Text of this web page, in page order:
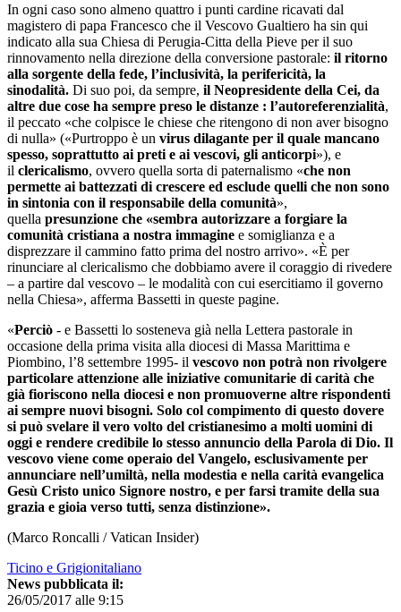
In ogni caso sono almeno quattro i punti cardine ricavati dal
magistero di papa Francesco che il Vescovo Gualtiero ha sin qui
indicato alla sua Chiesa di Perugia-Citta della Pieve per il suo
rinnovamento nella direzione della conversione pastorale: il ritorno
alla sorgente della fede, l’inclusività, la perifericità, la
sinodalità. Di suo poi, da sempre, il Neopresidente della Cei, da
altre due cose ha sempre preso le distanze : l’autoreferenzialità,
il peccato «che colpisce le chiese che ritengono di non aver bisogno
di nulla» («Purtroppo è un virus dilagante per il quale mancano
spesso, soprattutto ai preti e ai vescovi, gli anticorpi»), e
il clericalismo, ovvero quella sorta di paternalismo «che non
permette ai battezzati di crescere ed esclude quelli che non sono
in sintonia con il responsabile della comunità»,
quella presunzione che «sembra autorizzare a forgiare la
comunità cristiana a nostra immagine e somiglianza e a
disprezzare il cammino fatto prima del nostro arrivo». «È per
rinunciare al clericalismo che dobbiamo avere il coraggio di rivedere
– a partire dal vescovo – le modalità con cui esercitiamo il governo
nella Chiesa», afferma Bassetti in queste pagine.
«Perciò - e Bassetti lo sosteneva già nella Lettera pastorale in
occasione della prima visita alla diocesi di Massa Marittima e
Piombino, l’8 settembre 1995- il vescovo non potrà non rivolgere
particolare attenzione alle iniziative comunitarie di carità che
già fioriscono nella diocesi e non promuoverne altre rispondenti
ai sempre nuovi bisogni. Solo col compimento di questo dovere
si può svelare il vero volto del cristianesimo a molti uomini di
oggi e rendere credibile lo stesso annuncio della Parola di Dio. Il
vescovo viene come operaio del Vangelo, esclusivamente per
annunciare nell’umiltà, nella modestia e nella carità evangelica
Gesù Cristo unico Signore nostro, e per farsi tramite della sua
grazia e gioia verso tutti, senza distinzione».
(Marco Roncalli / Vatican Insider)
Ticino e Grigionitaliano
News pubblicata il:
26/05/2017 alle 9:15